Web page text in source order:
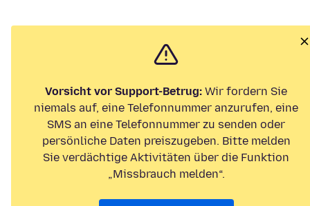
Vorsicht vor Support-Betrug: Wir fordern Sie
niemals auf, eine Telefonnummer anzurufen, eine
SMS an eine Telefonnummer zu senden oder
persönliche Daten preiszugeben. Bitte melden
Sie verdächtige Aktivitäten über die Funktion
„Missbrauch melden“.